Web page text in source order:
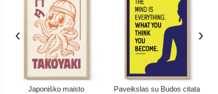
‹
Japoniško maisto
Paveikslas su Budos citata
›